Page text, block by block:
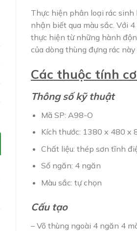
Thực hiện phân loại rác
nhận biết qua màu sắc. Với
thực hiện từ những hành
của dòng thùng đựng rác
Các thuộc tính
Thông số kỹ thuật
Mã SP: A98-O
Kích thước: 1380 x 480 x
Chất liệu: thép sơn tĩnh
Số ngăn: 4 ngăn
Màu sắc: tự chọn
Cấu tạo
– Võ thùng ngoài 4 ngăn 4